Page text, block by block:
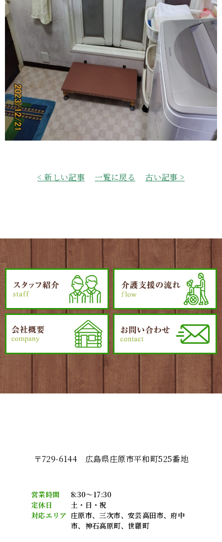
< 新しい記事 一覧に戻る 古い記事 >
〒729-6144 広島県庄原市平和町525番地
営業時間
8:30～17:30
定休日
土・日・祝
対応エリア 庄原市、三次市、安芸高田市、府中
市、神石高原町、世羅町